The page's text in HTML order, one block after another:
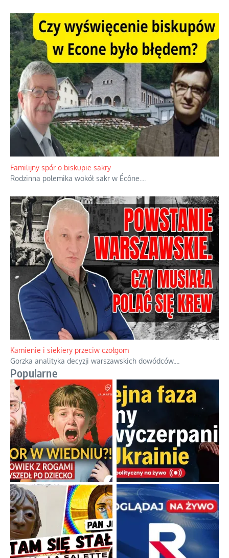
Familijny spór o biskupie sakry
Rodzinna polemika wokół sakr w Écône.
Kamienie i siekiery przeciw czołgom
Gorzka analityka decyzji warszawskich dowódców.
Popularne